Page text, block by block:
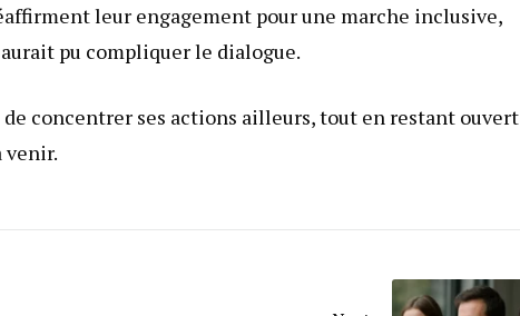
leur engagement pour une marche inclusive,
pu compliquer le dialogue.
concentrer ses actions ailleurs, tout en restant ouvert
venir.